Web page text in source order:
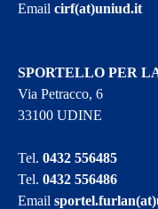
Emailcirf(at)uniud.it
SPORTELLO PER
Via Petracco, 6
33100 UDINE
Tel.0432 556485
Tel.0432 556486
Email